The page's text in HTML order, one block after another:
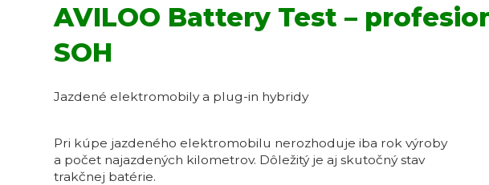
AVILOO Battery Test –
SOH
Jazdené elektromobily a plug-in hybridy
Pri kúpe jazdeného elektromobilu nerozhoduje iba rok výroby
a počet najazdených kilometrov. Dôležitý je aj skutočný stav
trakčnej batérie.